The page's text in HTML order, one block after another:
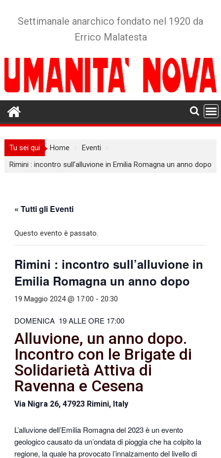
Settimanale anarchico fondato nel 1920 da
Errico Malatesta
Tu sei qui Home
Eventi
Rimini : incontro sull’alluvione in Emilia Romagna un anno dopo
« Tutti gli Eventi
Questo evento è passato.
Rimini : incontro sull’alluvione in
Emilia Romagna un anno dopo
19 Maggio 2024 @ 17:00 -20:30
DOMENICA 19 ALLE ORE 17:00
Alluvione, un anno dopo.
Incontro con le Brigate di
Solidarietà Attiva di
Ravenna e Cesena
Via Nigra 26, 47923 Rimini, Italy
L’alluvione dell’Emilia Romagna del 2023 è un evento
geologico causato da un’ondata di pioggia che ha colpito la
regione, la quale ha provocato l’innalzamento del livello di